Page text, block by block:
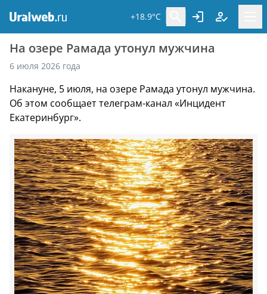
+18.9°C
На озере Рамада утонул мужчина
6 июля 2026 года
Накануне, 5 июля, на озере Рамада утонул мужчина.
Об этом сообщает телеграм-канал «Инцидент
Екатеринбург».